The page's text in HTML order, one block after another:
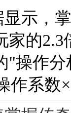
示，
家的
"操作
作系数